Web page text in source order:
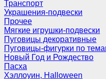
Транспорт
Украшения-подвески
Прочее
Мягкие игрушки-подвески
Пуговицы декоративные
Пуговицы-фигурки по
Новый Год и Рождество
Пасха
Хэллоуин, Halloween